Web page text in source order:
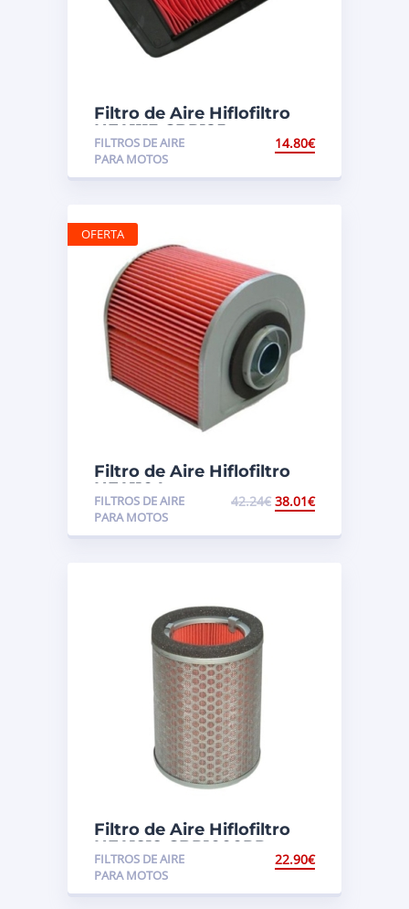
Filtro de Aire Hiflofiltro
HFA1113 CBR125
FILTROS DE AIRE
PARA MOTOS
14.80€
Filtro de Aire Hiflofiltro
HFA1104
FILTROS DE AIRE
PARA MOTOS
42.24€ 38.01€
OFERTA
Filtro de Aire Hiflofiltro
HFA1919 CBR1000RR
Fireblade (SC57)
FILTROS DE AIRE
PARA MOTOS
22.90€